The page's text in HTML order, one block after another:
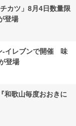
カツ」8月4日数量限
登場
-イレブンで開催 味
登場
和歌山毎度おおきに